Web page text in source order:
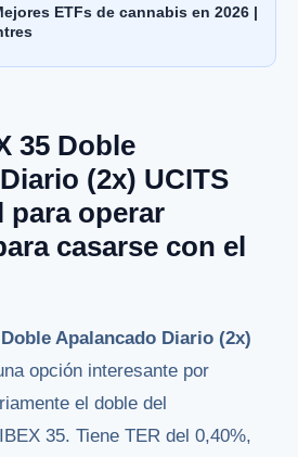
ETFs de cannabis en 2026 |
35 Doble
(2x) UCITS
para operar
casarse con el
Apalancado Diario (2x)
opción interesante por
el doble del
35. Tiene TER del 0,40%,